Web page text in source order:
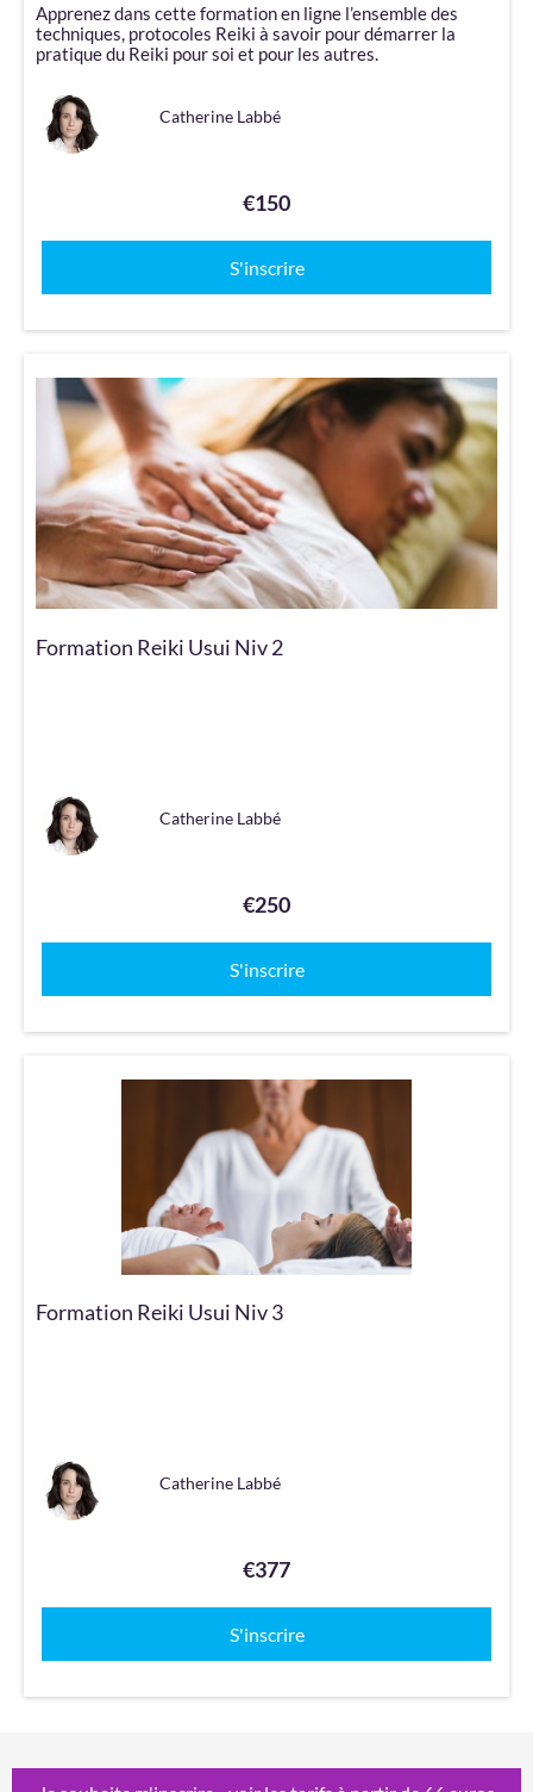
Apprenez dans cette formation en ligne l’ensemble des
techniques, protocoles Reiki à savoir pour démarrer la
pratique du Reiki pour soi et pour les autres.
Catherine Labbé
S'inscrire
€150
Formation Reiki Usui Niv 2
Catherine Labbé
S'inscrire
€250
Formation Reiki Usui Niv 3
Catherine Labbé
S'inscrire
€377